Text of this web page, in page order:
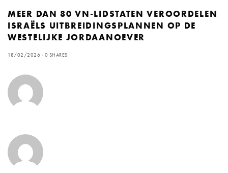
MEER DAN 80 VN-LIDSTATEN VEROORDELEN
ISRAËLS UITBREIDINGSPLANNEN OP DE
WESTELIJKE JORDAANOEVER
18/02/2026 0 SHARES